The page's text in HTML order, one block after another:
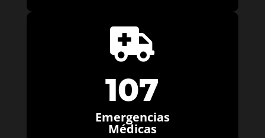

107
Emergencias
Médicas